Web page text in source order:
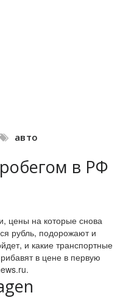
авто
в РФ
цены на которые снова
рубль, подорожают и
и какие транспортные
в цене в первую